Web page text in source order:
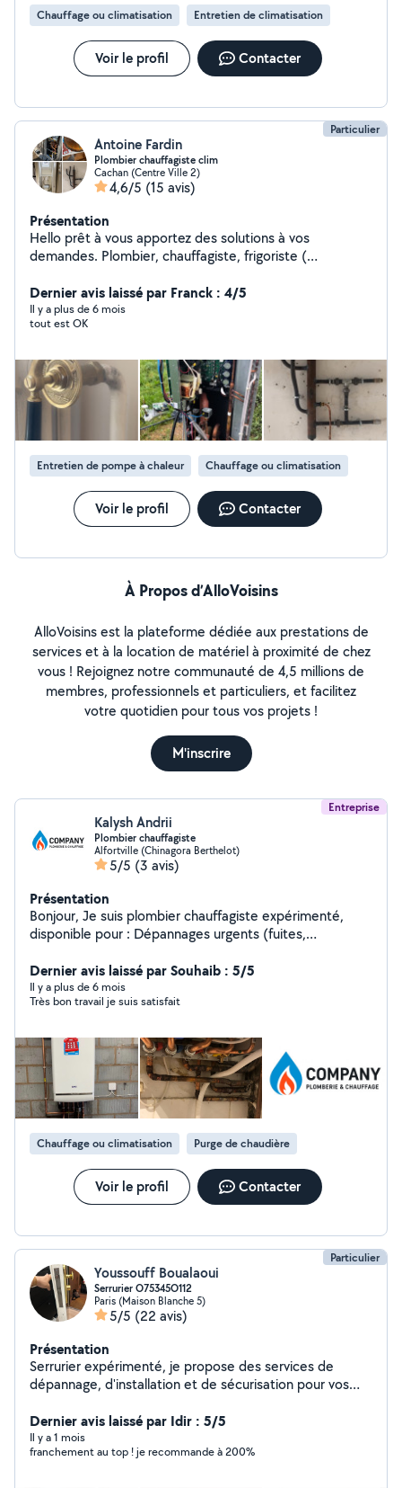
Chauffage ou climatisation Entretien de climatisation
Voir le profil Contacter
Particulier
Antoine Fardin
Plombier chauffagiste clim
Cachan (Centre Ville 2)
4,6/5 (15 avis)
Présentation
Hello prêt à vous apportez des solutions à vos
demandes. Plombier, chauffagiste, frigoriste (
Dernier avis laissé par Franck : 4/5
Il y a plus de 6 mois
tout est OK
Entretien de pompe à chaleur Chauffage ou climatisation
Voir le profil Contacter
À Propos d’AlloVoisins
AlloVoisins est la plateforme dédiée aux prestations de
services et à la location de matériel à proximité de chez
vous ! Rejoignez notre communauté de 4,5 millions de
membres, professionnels et particuliers, et facilitez
votre quotidien pour tous vos projets !
M'inscrire
Entreprise
Kalysh Andrii
Plombier chauffagiste
Alfortville (Chinagora Berthelot)
5/5 (3 avis)
Présentation
Bonjour, Je suis plombier chauffagiste expérimenté,
disponible pour : Dépannages urgents (fuites,
Installation et remplacement de chauffe-eau,
chaudières et radiateurs Entretien et mise aux normes
des installations de plomberie et chauffage Petits
cuisine) Travail sérieux, soigné et rapide Devis gratuit et
transparent Déplacements rapides dans votre secteur
N'hésitez pas à me contacter, je suis disponible pour
répondre à vos besoins et trouver une solution adaptée.
Dernier avis laissé par Souhaib : 5/5
Il y a plus de 6 mois
Très bon travail je suis satisfait
Chauffage ou climatisation Purge de chaudière
Voir le profil Contacter
Particulier
Youssouff Boualaoui
Serrurier O75345O112
Paris (Maison Blanche 5)
5/5 (22 avis)
Présentation
Serrurier expérimenté, je propose des services de
dépannage, d'installation et de sécurisation pour vos
garantis un travail soigné, fiable et sécurisé. »
Dernier avis laissé par Idir : 5/5
Il y a 1 mois
franchement au top ! je recommande à 200%